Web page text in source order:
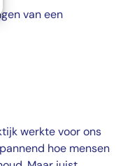
van een
werkte voor ons
hoe mensen